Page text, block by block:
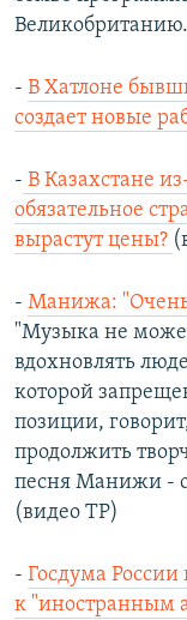
- В Хатлоне
создает новые
- В Казахстане
обязательное
вырастут цены?
- Манижа:
"Музыка не
вдохновлять
которой
позиции,
продолжить
песня Манижи -
(видео ТР)
- Госдума
к "иностранным